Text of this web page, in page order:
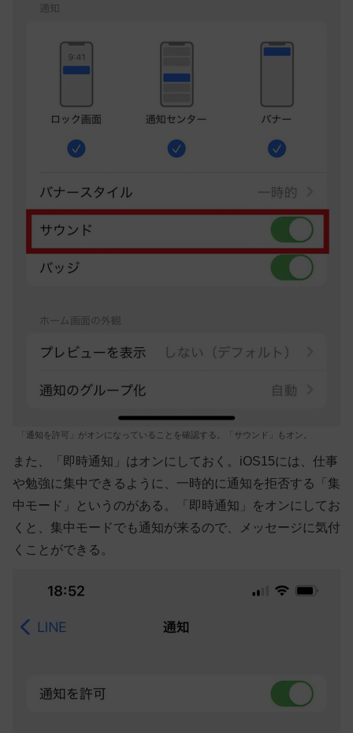
「通知を許可」がオンになっていることを確認する。「サウンド」もオン。
また、「即時通知」はオンにしておく。iOS15には、仕事
や勉強に集中できるように、一時的に通知を拒否する「集
中モード」というのがある。「即時通知」をオンにしてお
くと、集中モードでも通知が来るので、メッセージに気付
くことができる。